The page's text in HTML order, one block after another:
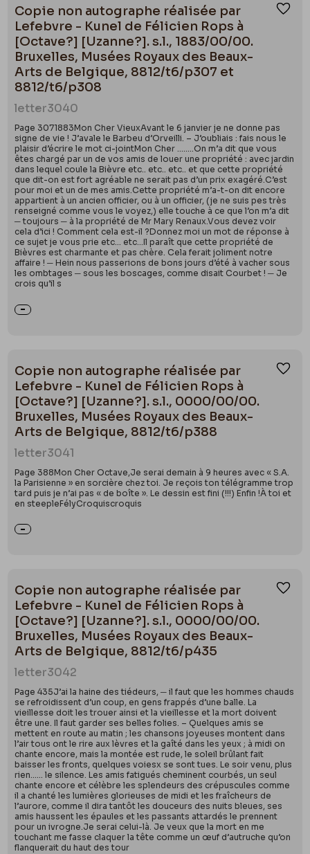
Copie non autographe réalisée par
Lefebvre - Kunel de Félicien Rops à
[Octave?] [Uzanne?]. s.l., 1883/00/00.
Bruxelles, Musées Royaux des Beaux-
Arts de Belgique, 8812/t6/p307 et
8812/t6/p308
letter3040
Page 3071883Mon Cher VieuxAvant le 6 janvier je ne donne pas
signe de vie ! J’avale le Barbeu d’Orveilli. – J’oubliais : fais nous le
plaisir d’écrire le mot ci-jointMon Cher ……..On m’a dit que vous
êtes chargé par un de vos amis de louer une propriété : avec jardin
dans lequel coule la Bièvre etc.. etc.. etc.. et que cette propriété
que dit-on est fort agréable ne serait pas d’un prix exagéré.C’est
pour moi et un de mes amis.Cette propriété m’a-t-on dit encore
appartient à un ancien officier, ou à un officier, (je ne suis pes très
renseigné comme vous le voyez,) elle touche à ce que l’on m’a dit
─ toujours ─ à la propriété de Mr Mary Renaux.Vous devez voir
cela d’ici ! Comment cela est-il ?Donnez moi un mot de réponse à
ce sujet je vous prie etc… etc…Il paraît que cette propriété de
Bièvres est charmante et pas chère. Cela ferait joliment notre
affaire ! ─ Hein nous passerions de bons jours d’été à vacher sous
les ombtages ─ sous les boscages, comme disait Courbet ! ─ Je
crois qu’il s
Copie non autographe réalisée par
Lefebvre - Kunel de Félicien Rops à
[Octave?] [Uzanne?]. s.l., 0000/00/00.
Bruxelles, Musées Royaux des Beaux-
Arts de Belgique, 8812/t6/p388
letter3041
Page 388Mon Cher Octave,Je serai demain à 9 heures avec « S.A.
la Parisienne » en sorcière chez toi. Je reçois ton télégramme trop
tard puis je n’ai pas « de boîte ». Le dessin est fini (!!!) Enfin !À toi et
en steepleFélyCroquiscroquis
Copie non autographe réalisée par
Lefebvre - Kunel de Félicien Rops à
[Octave?] [Uzanne?]. s.l., 0000/00/00.
Bruxelles, Musées Royaux des Beaux-
Arts de Belgique, 8812/t6/p435
letter3042
Page 435J’ai la haine des tiédeurs, ─ il faut que les hommes chauds
se refroidissent d’un coup, en gens frappés d’une balle. La
vieillesse doit les trouer ainsi et la vieillesse et la mort doivent
être une. Il faut garder ses belles folies. – Quelques amis se
mettent en route au matin ; les chansons joyeuses montent dans
l’air tous ont le rire aux lèvres et la gaîté dans les yeux ; à midi on
chante encore, mais la montée est rude, le soleil brûlant fait
baisser les fronts, quelques voiesx se sont tues. Le soir venu, plus
rien…… le silence. Les amis fatigués cheminent courbés, un seul
chante encore et célèbre les splendeurs des crépuscules comme
il a chanté les lumières glorieuses de midi et les fraîcheurs de
l’aurore, comme il dira tantôt les douceurs des nuits bleues, ses
amis haussent les épaules et les passants attardés le prennent
pour un ivrogne.Je serai celui-là. Je veux que la mort en me
touchant me fasse claquer la tête comme un œuf d’autruche qu’on
flanquerait du haut des tour